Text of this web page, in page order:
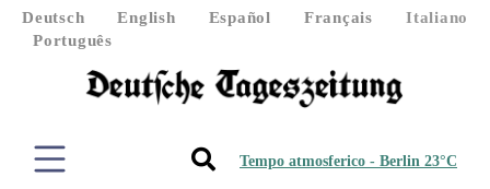
Deutsch English Español Français
Italiano
Português
Tempo atmosferico - Berlin 23°C